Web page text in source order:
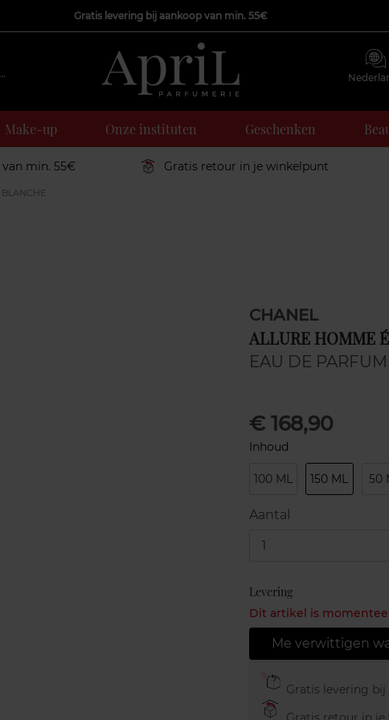
Gratis levering bij aankoop van min. 55€
Make-up Onze instituten Geschenken
min. 55€ Gratis retour in je winkelpunt
CHANEL
ALLURE HOMME
EAU DE PARFUM
€ 168,90
Inhoud
100 ML 150 ML 50
Aantal
1
Levering
Dit artikel is
Me verwittigen
Gratis levering